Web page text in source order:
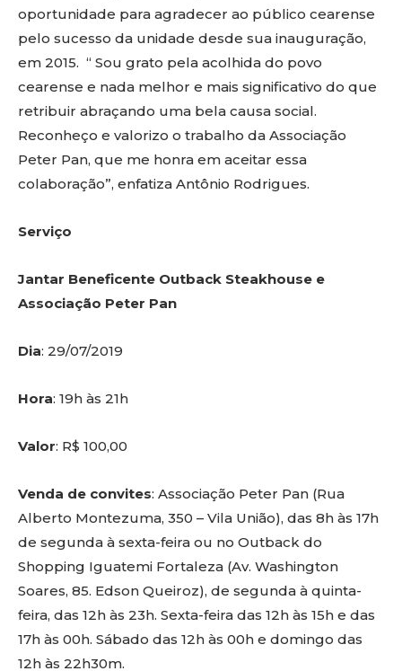
oportunidade para agradecer ao público cearense
pelo sucesso da unidade desde sua inauguração,
em 2015. “ Sou grato pela acolhida do povo
cearense e nada melhor e mais significativo do que
retribuir abraçando uma bela causa social.
Reconheço e valorizo o trabalho da Associação
Peter Pan, que me honra em aceitar essa
colaboração”, enfatiza Antônio Rodrigues.
Serviço
Jantar Beneficente Outback Steakhouse e
Associação Peter Pan
Dia: 29/07/2019
Hora: 19h às 21h
Valor: R$ 100,00
Venda de convites: Associação Peter Pan (Rua
Alberto Montezuma, 350 – Vila União), das 8h às 17h
de segunda à sexta-feira ou no Outback do
Shopping Iguatemi Fortaleza (Av. Washington
Soares, 85. Edson Queiroz), de segunda à quinta-
feira, das 12h às 23h. Sexta-feira das 12h às 15h e das
17h às 00h. Sábado das 12h às 00h e domingo das
12h às 22h30m.